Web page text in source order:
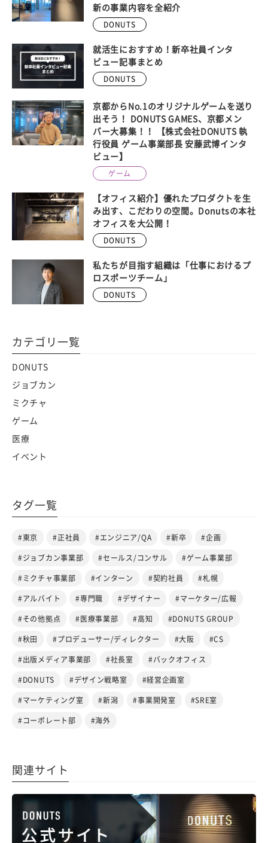
新の事業内容を全紹介
DONUTS
就活生におすすめ！新卒社員インタ
ビュー記事まとめ
DONUTS
京都からNo.1のオリジナルゲームを送り
出そう！ DONUTS GAMES、京都メン
バー大募集！！ 【株式会社DONUTS 執
行役員 ゲーム事業部長 安藤武博インタ
ビュー】
ゲーム
【オフィス紹介】優れたプロダクトを生
み出す、こだわりの空間。Donutsの本社
オフィスを大公開！
DONUTS
私たちが目指す組織は「仕事におけるプ
ロスポーツチーム」
DONUTS
カテゴリ一覧
DONUTS
ジョブカン
ミクチャ
ゲーム
医療
イベント
タグ一覧
#東京 #正社員 #エンジニア/QA #新卒 #企画
#ジョブカン事業部 #セールス/コンサル #ゲーム事業部
#ミクチャ事業部 #インターン #契約社員 #札幌
#アルバイト #専門職 #デザイナー #マーケター/広報
#その他拠点 #医療事業部 #高知 #DONUTS GROUP
#秋田 #プロデューサー/ディレクター #大阪 #CS
#出版メディア事業部 #社長室 #バックオフィス
#DONUTS #デザイン戦略室 #経営企画室
#マーケティング室 #新潟 #事業開発室 #SRE室
#コーポレート部 #海外
関連サイト